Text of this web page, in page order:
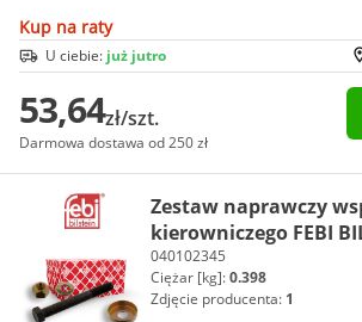
Kup na raty
U ciebie: już jutro
53,64zł/szt.
Darmowa dostawa od 250 zł
Zestaw naprawczy
kierowniczego FEBI
040102345
Ciężar [kg]:0.398
Zdjęcie producenta: 1